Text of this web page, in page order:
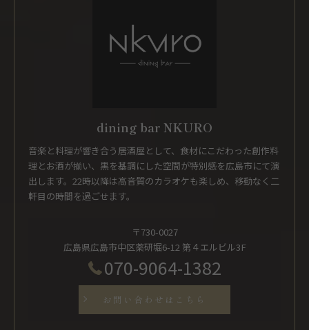
dining bar NKURO
音楽と料理が響き合う居酒屋として、食材にこだわった創作料
理とお酒が揃い、黒を基調にした空間が特別感を広島市にて演
出します。22時以降は高音質のカラオケも楽しめ、移動なく二
軒目の時間を過ごせます。
〒730-0027
広島県広島市中区薬研堀6-12 第４エルビル3F
070-9064-1382
お問い合わせはこちら